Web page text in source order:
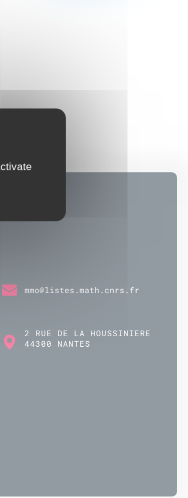
mmo@listes.math.cnrs.fr
2 RUE DE LA HOUSSINIERE
44300 NANTES